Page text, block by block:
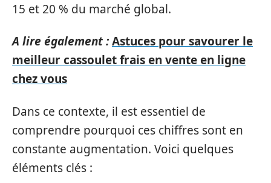
15 et 20 % du marché global.
A lire également :Astuces pour savourer le
meilleur cassoulet frais en vente en ligne
chez vous
Dans ce contexte, il est essentiel de
comprendre pourquoi ces chiffres sont en
constante augmentation. Voici quelques
éléments clés :